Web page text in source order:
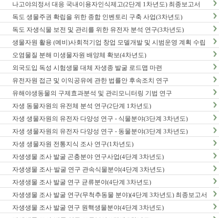
나고야의정서 대응 국내이용자인식제고(2단계 1차년도) 최종보고서
독도 생물주권 확립을 위한 종합 인벤토리 구축 사업(3차년도)
독도 자생식물 보전 및 관리를 위한 유전자 분석 연구(3차년도)
생물자원 활용 (예비)사회적기업 창업 모델개발 및 시범운영 계획 수립
오염물질 분해 미생물자원 배양체 확보(4차년도)
외국도입 독성 시험생물 대체 자생종 발굴 로드맵 마련
유전자원 접근 및 이익공유에 관한 법률안 후속조치 연구
유해야생동물의 구제효과분석 및 관리모니터링 기법 연구
자생 동물자원의 유전체 분석 연구(2단계 1차년도)
자생 생물자원의 유전자 다양성 연구 - 식물분야(3단계 3차년도)
자생 생물자원의 유전자 다양성 연구 - 동물분야(3단계 3차년도)
자생 생물자원 전통지식 조사 연구(1차년도)
자생생물 조사 발굴 곤충분야 연구사업(4단계 3차년도)
자생생물 조사·발굴 연구 관속식물분야(4단계 3차년도)
자생생물 조사 발굴 연구 균류분야(4단계 3차년도)
자생생물 조사 발굴 연구(무척추동물 분야)(4단계 3차년도) 최종보고서
자생생물 조사 발굴 연구 원핵생물분야(4단계 3차년도)